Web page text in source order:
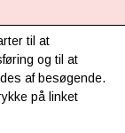
til at
og til at
af besøgende.
på linket